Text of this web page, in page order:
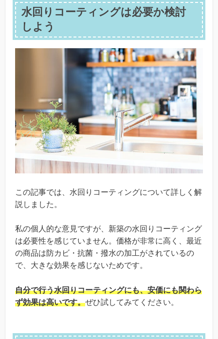
水回りコーティングは必要か検討
しよう
この記事では、水回りコーティングについて詳しく解
説しました。
私の個人的な意見ですが、新築の水回りコーティング
は必要性を感じていません。価格が非常に高く、最近
の商品は防カビ・抗菌・撥水の加工がされているの
で、大きな効果を感じないためです。
自分で行う水回りコーティングにも、安価にも関わら
ず効果は高いです。ぜひ試してみてください。